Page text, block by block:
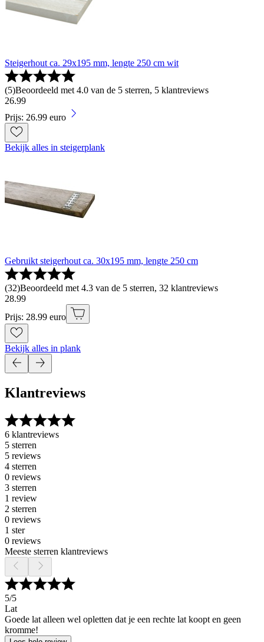
Steigerhout ca. 29x195 mm, lengte 250 cm wit
(5)Beoordeeld met 4.0 van de 5 sterren, 5 klantreviews
26.99
Prijs: 26.99 euro
Bekijk alles in steigerplank
Gebruikt steigerhout ca. 30x195 mm, lengte 250 cm
(32)Beoordeeld met 4.3 van de 5 sterren, 32 klantreviews
28.99
Prijs: 28.99 euro
Bekijk alles in plank
Klantreviews
6 klantreviews
5 sterren
5 reviews
4 sterren
0 reviews
3 sterren
1 review
2 sterren
0 reviews
1 ster
0 reviews
Meeste sterren klantreviews
5/5
Lat
Goede lat alleen wel opletten dat je een rechte lat koopt en geen
kromme!